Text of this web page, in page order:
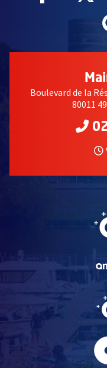
Boulevard de la
80011